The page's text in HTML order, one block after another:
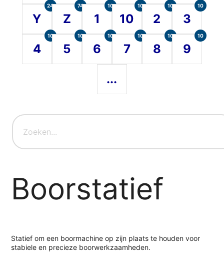
Y
24
Z
74
1
10
10
10
2
10
3
10
4
10
5
10
6
10
7
10
8
10
9
10
...
Boorstatief
Statief om een boormachine op zijn plaats te houden voor
stabiele en precieze boorwerkzaamheden.